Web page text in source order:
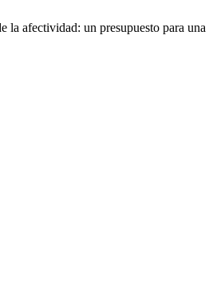
la afectividad: un presupuesto para